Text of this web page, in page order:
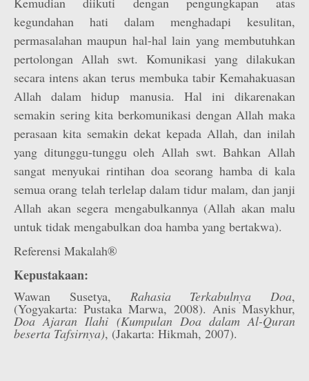
kegundahan hati dalam menghadapi kesulitan,
permasalahan maupun hal-hal lain yang membutuhkan
pertolongan Allah swt. Komunikasi yang dilakukan
secara intens akan terus membuka tabir Kemahakuasan
Allah dalam hidup manusia. Hal ini dikarenakan
semakin sering kita berkomunikasi dengan Allah maka
perasaan kita semakin dekat kepada Allah, dan inilah
yang ditunggu-tunggu oleh Allah swt. Bahkan Allah
sangat menyukai rintihan doa seorang hamba di kala
semua orang telah terlelap dalam tidur malam, dan janji
Allah akan segera mengabulkannya (Allah akan malu
untuk tidak mengabulkan doa hamba yang bertakwa).
Referensi Makalah®
Kepustakaan:
Wawan Susetya, Rahasia Terkabulnya Doa,
(Yogyakarta: Pustaka Marwa, 2008). Anis Masykhur,
Doa Ajaran Ilahi (Kumpulan Doa dalam Al-Quran
beserta Tafsirnya), (Jakarta: Hikmah, 2007).